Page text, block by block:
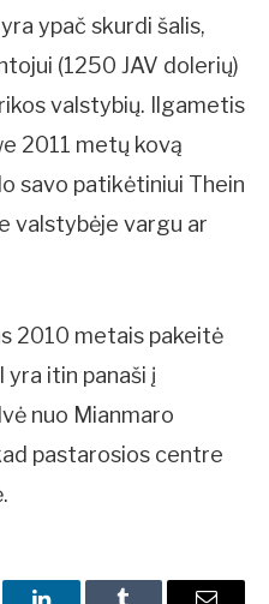
ypač skurdi šalis,
(1250 JAV dolerių)
valstybių. Ilgametis
2011 metų kovą
savo patikėtiniui Thein
valstybėje vargu ar
2010 metais pakeitė
yra itin panaši į
nuo Mianmaro
pastarosios centre